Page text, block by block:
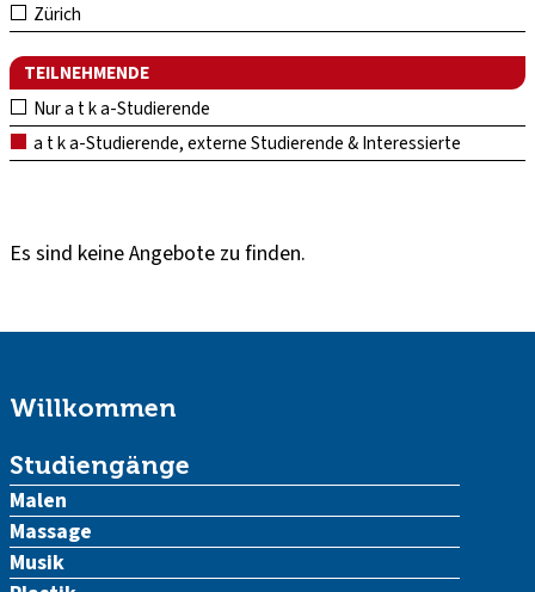
Zürich
TEILNEHMENDE
Nur a t k a-Studierende
a t k a-Studierende, externe Studierende & Interessierte
Es sind keine Angebote zu finden.
Willkommen
Studiengänge
Malen
Massage
Musik